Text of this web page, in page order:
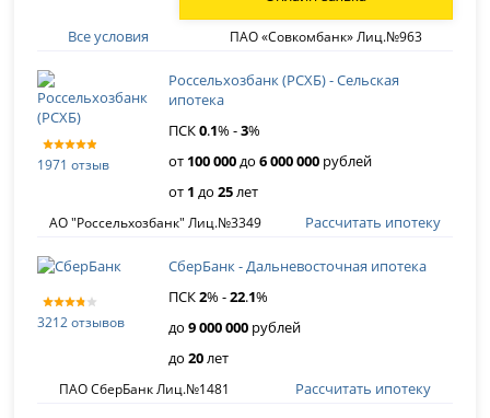
Все условия ПАО «Совкомбанк» Лиц.№963
1971 отзыв
Россельхозбанк (РСХБ) - Сельская
ипотека
ПСК0.1% -3%
от 100 000до6 000 000 рублей
от 1 до25лет
АО "Россельхозбанк" Лиц.№3349 Рассчитать ипотеку
3212 отзывов
СберБанк - Дальневосточная ипотека
ПСК2% -22.1%
до9 000 000 рублей
до20лет
ПАО СберБанк Лиц.№1481 Рассчитать ипотеку